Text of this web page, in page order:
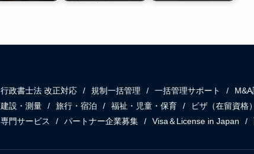
行政書士法 改正対応 規制一括管理 一括管理サポート
建設・測量
旅行・宿泊 福祉・児童・保育 ビザ（在留資格）
専門サービス
パートナー企業募集 Visa＆License in Japan